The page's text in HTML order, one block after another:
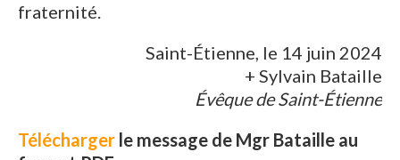
fraternité.
Saint-Étienne, le 14 juin 2024
+ Sylvain Bataille
Évêque de Saint-Étienne
Télécharger le message de Mgr Bataille au